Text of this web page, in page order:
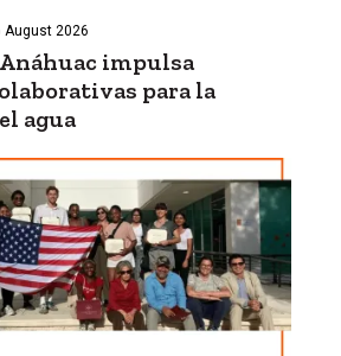
August 2026
impulsa
para la
agua